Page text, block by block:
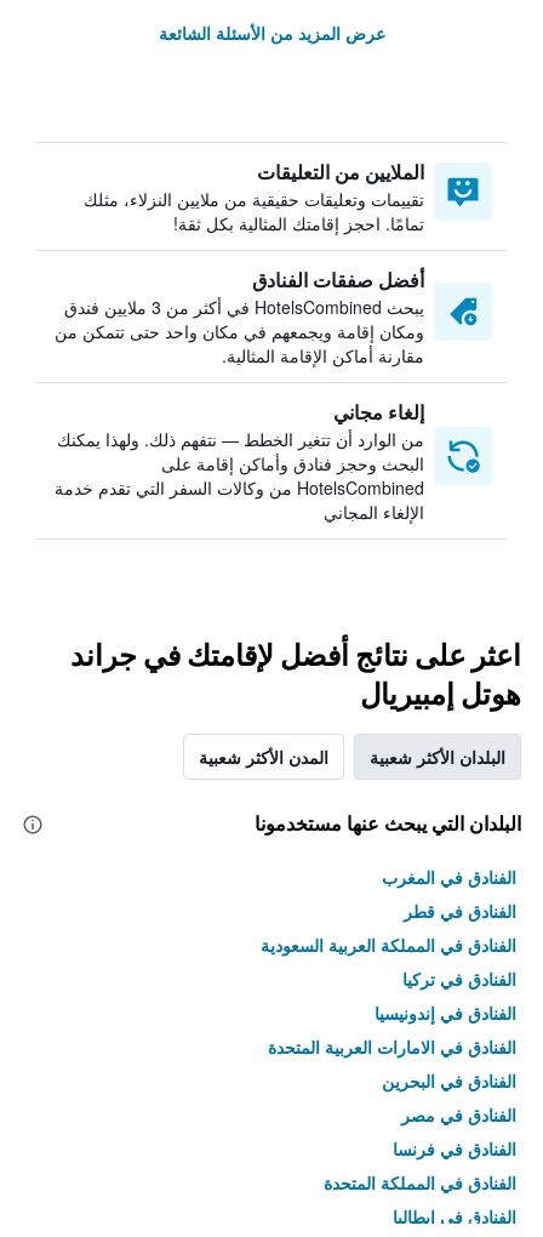
عرض المزيد من الأسئلة الشائعة
الملايين من التعليقات
تقييمات وتعليقات حقيقية من ملايين النزلاء، مثلك
تمامًا. احجز إقامتك المثالية بكل ثقة!
أفضل صفقات الفنادق
يبحث HotelsCombined في أكثر من 3 ملايين فندق
ومكان إقامة ويجمعهم في مكان واحد حتى تتمكن من
مقارنة أماكن الإقامة المثالية.
إلغاء مجاني
من الوارد أن تتغير الخطط — نتفهم ذلك. ولهذا يمكنك
البحث وحجز فنادق وأماكن إقامة على
HotelsCombined من وكالات السفر التي تقدم خدمة
الإلغاء المجاني
اعثر على نتائج أفضل لإقامتك في جراند
هوتل إمبيريال
البلدان الأكثر شعبية المدن الأكثر شعبية
البلدان التي يبحث عنها مستخدمونا
الفنادق في المغرب
الفنادق في قطر
الفنادق في المملكة العربية السعودية
الفنادق في تركيا
الفنادق في إندونيسيا
الفنادق في الامارات العربية المتحدة
الفنادق في البحرين
الفنادق في مصر
الفنادق في فرنسا
الفنادق في المملكة المتحدة
الفنادق في إيطاليا